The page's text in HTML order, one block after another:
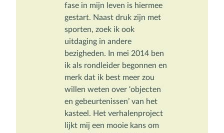
fase in mijn leven is hiermee
gestart. Naast druk zijn met
sporten, zoek ik ook
uitdaging in andere
bezigheden. In mei 2014 ben
ik als rondleider begonnen en
merk dat ik best meer zou
willen weten over ‘objecten
en gebeurtenissen’ van het
kasteel. Het verhalenproject
lijkt mij een mooie kans om